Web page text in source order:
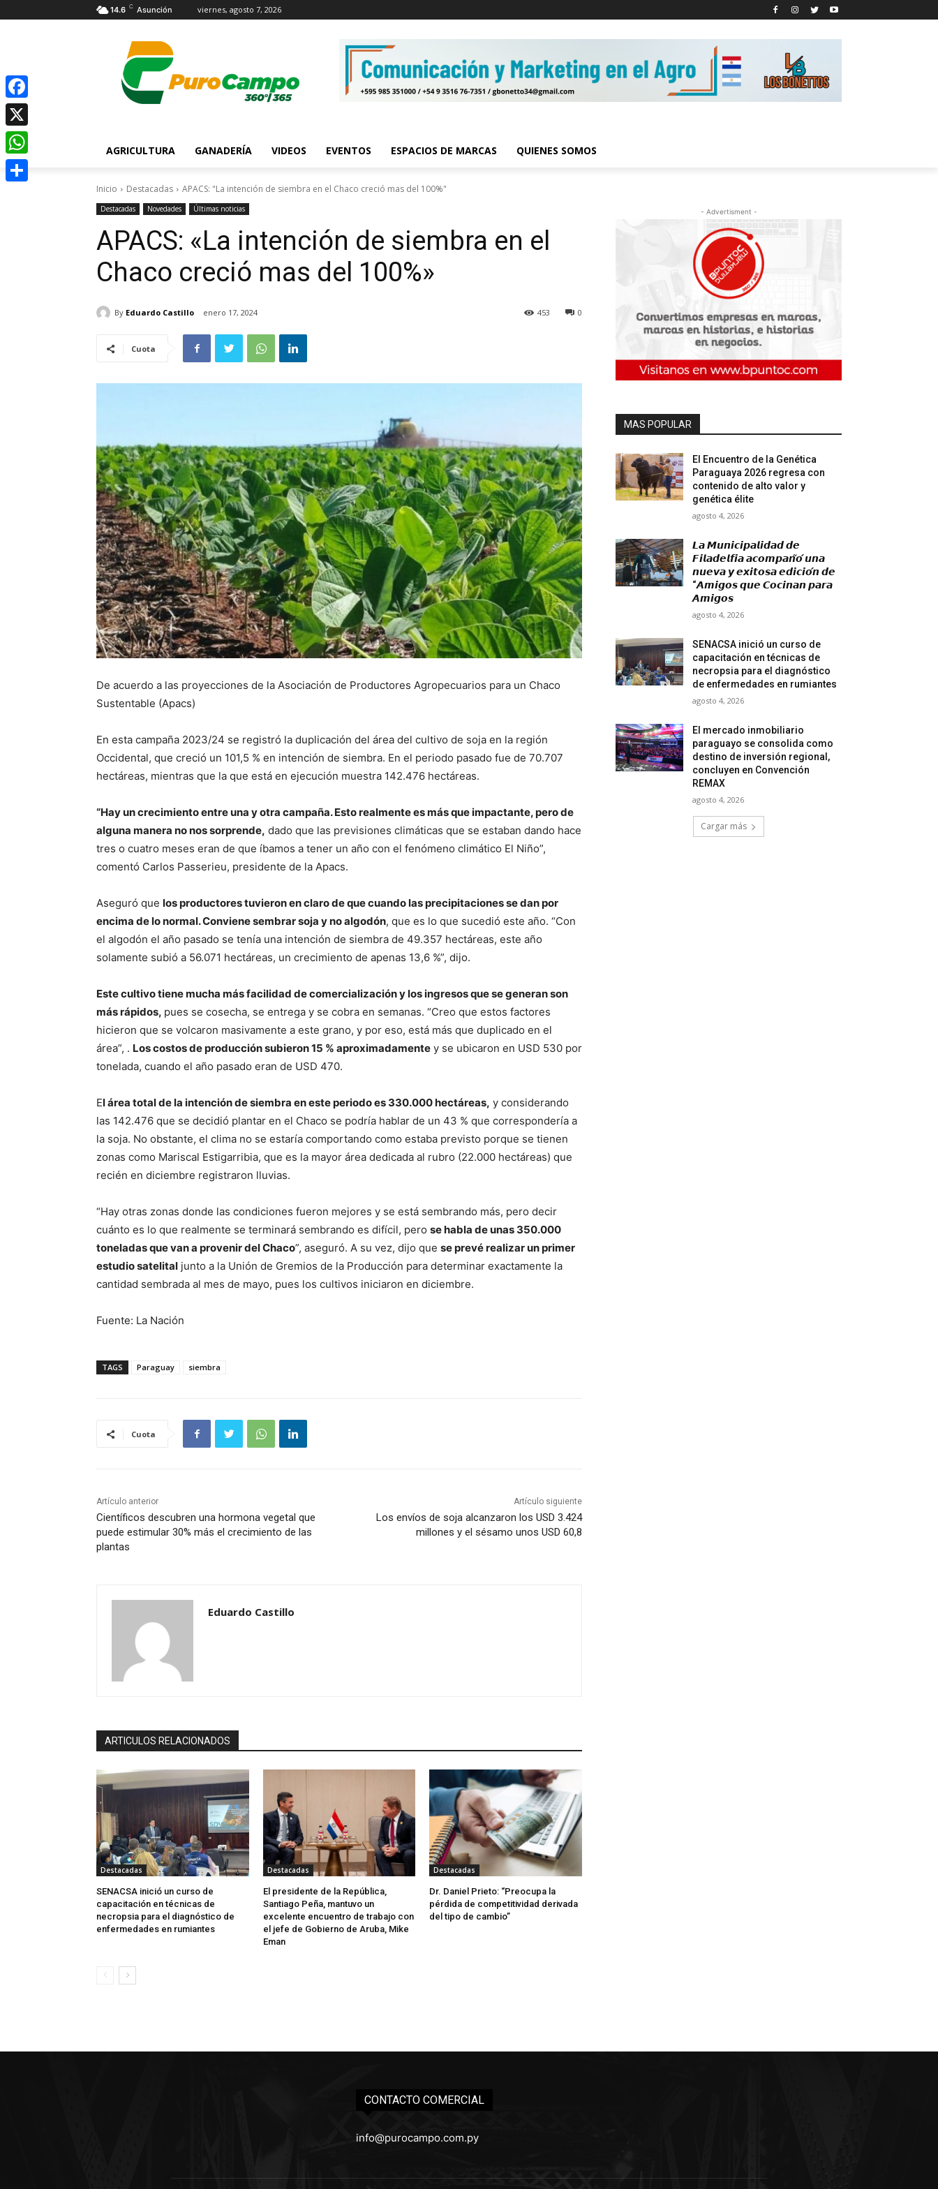
14.6 C Asunción viernes, agosto 7, 2026
AGRICULTURA GANADERÍA VIDEOS EVENTOS ESPACIOS DE MARCAS QUIENES SOMOS
Inicio Destacadas APACS: "La intención de siembra en el Chaco creció mas del 100%"
Destacadas Novedades Últimas noticias
APACS: «La intención de siembra en el
Chaco creció mas del 100%»
By Eduardo Castillo enero 17, 2024 0
453
Cuota
De acuerdo a las proyecciones de la Asociación de Productores Agropecuarios para un Chaco
Sustentable (Apacs)
En esta campaña 2023/24 se registró la duplicación del área del cultivo de soja en la región
Occidental, que creció un 101,5 % en intención de siembra. En el periodo pasado fue de 70.707
hectáreas, mientras que la que está en ejecución muestra 142.476 hectáreas.
“Hay un crecimiento entre una y otra campaña. Esto realmente es más que impactante, pero de
alguna manera no nos sorprende, dado que las previsiones climáticas que se estaban dando hace
tres o cuatro meses eran de que íbamos a tener un año con el fenómeno climático El Niño”,
comentó Carlos Passerieu, presidente de la Apacs.
Aseguró que los productores tuvieron en claro de que cuando las precipitaciones se dan por
encima de lo normal. Conviene sembrar soja y no algodón, que es lo que sucedió este año. “Con
el algodón el año pasado se tenía una intención de siembra de 49.357 hectáreas, este año
solamente subió a 56.071 hectáreas, un crecimiento de apenas 13,6 %”, dijo.
Este cultivo tiene mucha más facilidad de comercialización y los ingresos que se generan son
más rápidos, pues se cosecha, se entrega y se cobra en semanas. “Creo que estos factores
hicieron que se volcaron masivamente a este grano, y por eso, está más que duplicado en el
área”, . Los costos de producción subieron 15 % aproximadamente y se ubicaron en USD 530 por
tonelada, cuando el año pasado eran de USD 470.
El área total de la intención de siembra en este periodo es 330.000 hectáreas, y considerando
las 142.476 que se decidió plantar en el Chaco se podría hablar de un 43 % que correspondería a
la soja. No obstante, el clima no se estaría comportando como estaba previsto porque se tienen
zonas como Mariscal Estigarribia, que es la mayor área dedicada al rubro (22.000 hectáreas) que
recién en diciembre registraron lluvias.
“Hay otras zonas donde las condiciones fueron mejores y se está sembrando más, pero decir
cuánto es lo que realmente se terminará sembrando es difícil, pero se habla de unas 350.000
toneladas que van a provenir del Chaco”, aseguró. A su vez, dijo que se prevé realizar un primer
estudio satelital junto a la Unión de Gremios de la Producción para determinar exactamente la
cantidad sembrada al mes de mayo, pues los cultivos iniciaron en diciembre.
Fuente: La Nación
TAGS Paraguay siembra
Cuota
Artículo anterior
Científicos descubren una hormona vegetal que
puede estimular 30% más el crecimiento de las
plantas
Artículo siguiente
Los envíos de soja alcanzaron los USD 3.424
millones y el sésamo unos USD 60,8
Eduardo Castillo
ARTICULOS RELACIONADOS
Destacadas
SENACSA inició un curso de
capacitación en técnicas de
necropsia para el diagnóstico de
enfermedades en rumiantes
Destacadas
El presidente de la República,
Santiago Peña, mantuvo un
excelente encuentro de trabajo con
el jefe de Gobierno de Aruba, Mike
Eman
Destacadas
Dr. Daniel Prieto: “Preocupa la
pérdida de competitividad derivada
del tipo de cambio”
- Advertisment -
MAS POPULAR
El Encuentro de la Genética
Paraguaya 2026 regresa con
contenido de alto valor y
genética élite
agosto 4, 2026
𝙇𝙖 𝙈𝙪𝙣𝙞𝙘𝙞𝙥𝙖𝙡𝙞𝙙𝙖𝙙 𝙙𝙚
𝙁𝙞𝙡𝙖𝙙𝙚𝙡𝙛𝙞𝙖 𝙖𝙘𝙤𝙢𝙥𝙖𝙣̃𝙤́ 𝙪𝙣𝙖
𝙣𝙪𝙚𝙫𝙖 𝙮 𝙚𝙭𝙞𝙩𝙤𝙨𝙖 𝙚𝙙𝙞𝙘𝙞𝙤́𝙣 𝙙𝙚
“𝘼𝙢𝙞𝙜𝙤𝙨 𝙦𝙪𝙚 𝘾𝙤𝙘𝙞𝙣𝙖𝙣 𝙥𝙖𝙧𝙖
𝘼𝙢𝙞𝙜𝙤𝙨
agosto 4, 2026
SENACSA inició un curso de
capacitación en técnicas de
necropsia para el diagnóstico
de enfermedades en rumiantes
agosto 4, 2026
El mercado inmobiliario
paraguayo se consolida como
destino de inversión regional,
concluyen en Convención
REMAX
agosto 4, 2026
Cargar más
CONTACTO COMERCIAL
info@purocampo.com.py
Facebook
X
WhatsApp